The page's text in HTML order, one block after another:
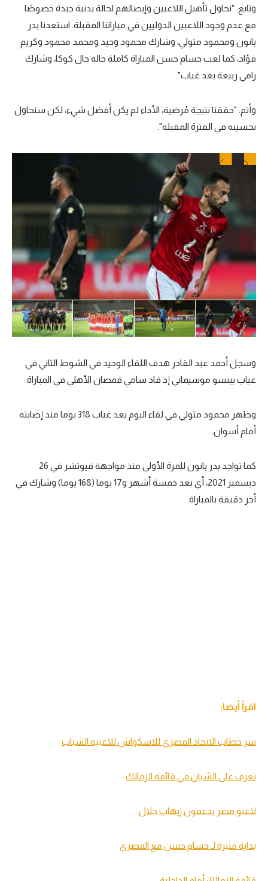
ميركاتو
تحقيق في الجول
حكايات في الجول
فيديو في الجول
وتابع: "نحاول تأهيل اللاعبين وإيصالهم لحالة بدنية جيدة خصوصًا
مع عدم وجود اللاعبين الدوليين في مباراتنا المقبلة. استعدنا بدر
بانون ومحمود متولي، وشارك محمود وحيد ومحمد محمود وكريم
فؤاد، كما لعب حسام حسن المباراة كاملة حاله حال كوكا، وشارك
رامي ربيعة بعد غياب".
وأتم: "حققنا نتيجة مُرضية، الأداء لم يكن أفضل شيء، لكن سنحاول
تحسينه في الفترة المقبلة".
وسجل أحمد عبد القادر هدف اللقاء الوحيد في الشوط الثاني في
غياب بيتسو موسيماني إذ قاد سامي قمصان الأهلي في المباراة.
وظهر محمود متولي في لقاء اليوم بعد غياب 318 يوما منذ إصابته
أمام أسوان.
كما تواجد بدر بانون للمرة الأولى منذ مواجهة فيوتشر في 26
ديسمبر 2021، أي بعد خمسة أشهر و17 يوما (168 يوما) وشارك في
أخر دقيقة بالمباراة.
اقرأ أيضا:
سر خطاب الاتحاد المصري للاسكواش للاعبيه الشباب
تعرف على الشبان في قائمة الزمالك
لاعبو مصر يدعمون إيهاب جلال
بداية مثيرة لـ حسام حسن مع المصري